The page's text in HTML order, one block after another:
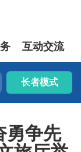
互动交流
长者模式
勇争先